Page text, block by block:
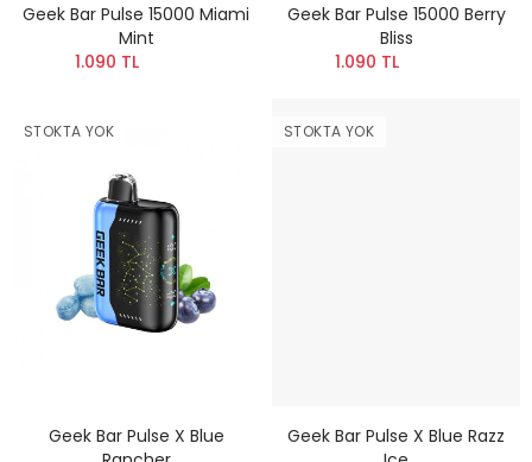
Geek Bar Pulse 15000 Miami
Mint
1.090 TL
Geek Bar Pulse 15000 Berry
Bliss
1.090 TL
STOKTA YOK
Geek Bar Pulse X Blue
STOKTA YOK
Geek Bar Pulse X Blue Razz